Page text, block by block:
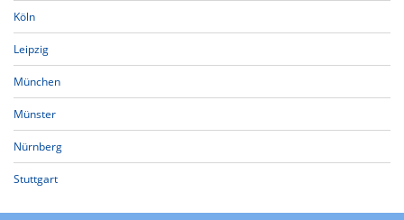
Köln
Leipzig
München
Münster
Nürnberg
Stuttgart